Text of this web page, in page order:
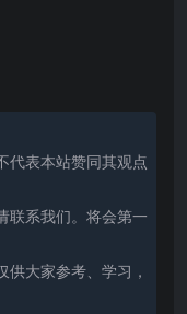
代表本站赞同其观点
联系我们。将会第一
大家参考、学习，